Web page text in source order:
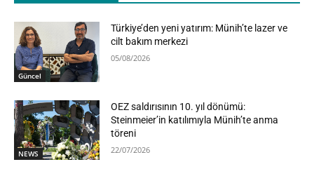
Güncel
Türkiye’den yeni yatırım: Münih’te lazer ve
cilt bakım merkezi
05/08/2026
NEWS
OEZ saldırısının 10. yıl dönümü:
Steinmeier’in katılımıyla Münih’te anma
töreni
22/07/2026